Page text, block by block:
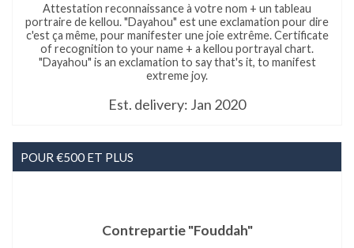
Attestation reconnaissance à votre nom + un tableau
portraire de kellou. "Dayahou" est une exclamation pour dire
c'est ça même, pour manifester une joie extrême. Certificate
of recognition to your name + a kellou portrayal chart.
"Dayahou" is an exclamation to say that's it, to manifest
extreme joy.
Est. delivery: Jan 2020
POUR €500 ET PLUS
Contrepartie "Fouddah"